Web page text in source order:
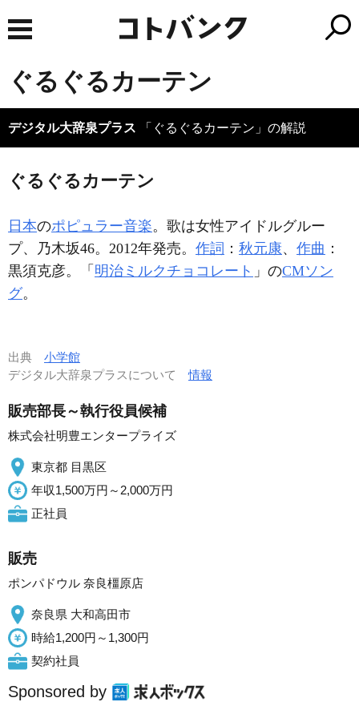
ぐるぐるカーテン
デジタル大辞泉プラス 「ぐるぐるカーテン」の解説
ぐるぐるカーテン
日本のポピュラー音楽。歌は女性アイドルグルー
プ、乃木坂46。2012年発売。 作詞 ： 秋元康、 作曲 ：
黒須克彦。「 明治ミルクチョコレート 」のCMソン
グ。
出典 小学館
デジタル大辞泉プラスについて情報
販売部長～執行役員候補
株式会社明豊エンタープライズ
東京都 目黒区
年収1,500万円～2,000万円
正社員
販売
ポンパドウル 奈良橿原店
奈良県 大和高田市
時給1,200円～1,300円
契約社員
Sponsored by